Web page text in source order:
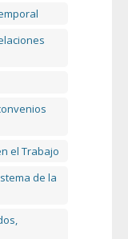
el Trabajo
de la